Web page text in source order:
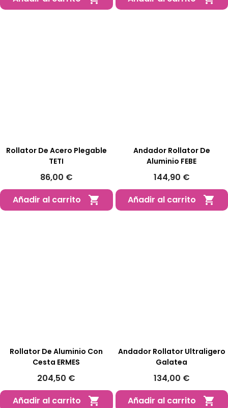
Rollator De Acero Plegable
TETI
86,00 €
Añadir al carrito

Andador Rollator De
Aluminio FEBE
144,90 €
Añadir al carrito

Rollator De Aluminio Con
Cesta ERMES
204,50 €
Añadir al carrito

Andador Rollator Ultraligero
Galatea
134,00 €
Añadir al carrito
